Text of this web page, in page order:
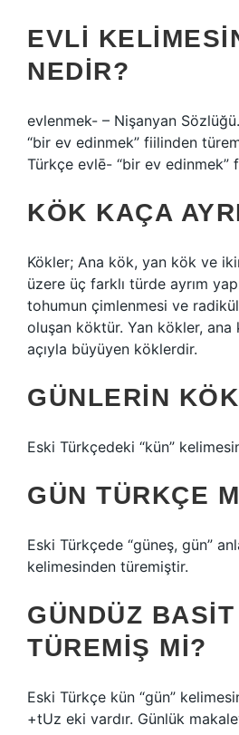
EVLI
NEDIR?
evlenmek- – Nişanyan
“bir ev edinmek” fiilinden
Türkçe evlē- “bir ev edinmek”
KÖK KAÇA
Kökler; Ana kök, yan kök ve
üzere üç farklı türde ayrım
tohumun çimlenmesi ve
oluşan köktür. Yan kökler,
açıyla büyüyen köklerdir.
GÜNLERIN
Eski Türkçedeki “kün”
GÜN TÜRKÇE
Eski Türkçede “güneş, gün”
kelimesinden türemiştir.
GÜNDÜZ BASIT
TÜREMIŞ MI?
Eski Türkçe kün “gün”
+tUz eki vardır. Günlük